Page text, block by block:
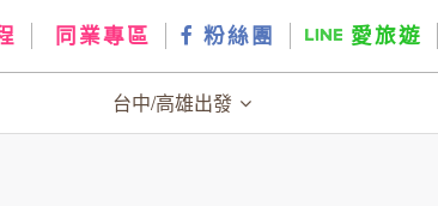
同業專區 粉絲團 愛旅遊
台中/高雄出發